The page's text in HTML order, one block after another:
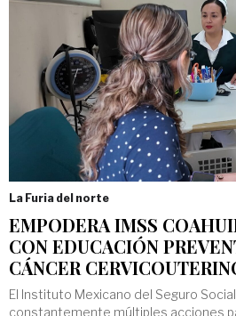
La Furia del norte
EMPODERA IMSS
CON EDUCACIÓN
CÁNCER
El Instituto Mexicano del Seguro
constantemente múltiples acciones